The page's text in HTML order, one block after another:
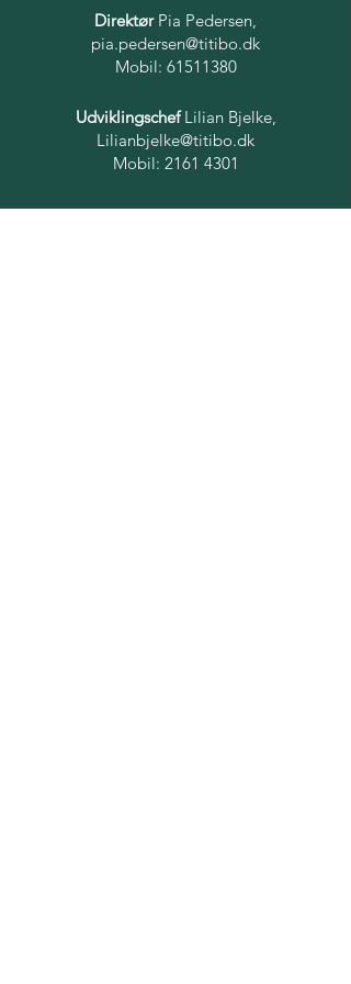
DirektørPia Pedersen,
pia.pedersen@titibo.dk
Mobil: 61511380
UdviklingschefLilian Bjelke,
Lilianbjelke@titibo.dk
Mobil: 2161 4301
TitiBo-gruppen er et